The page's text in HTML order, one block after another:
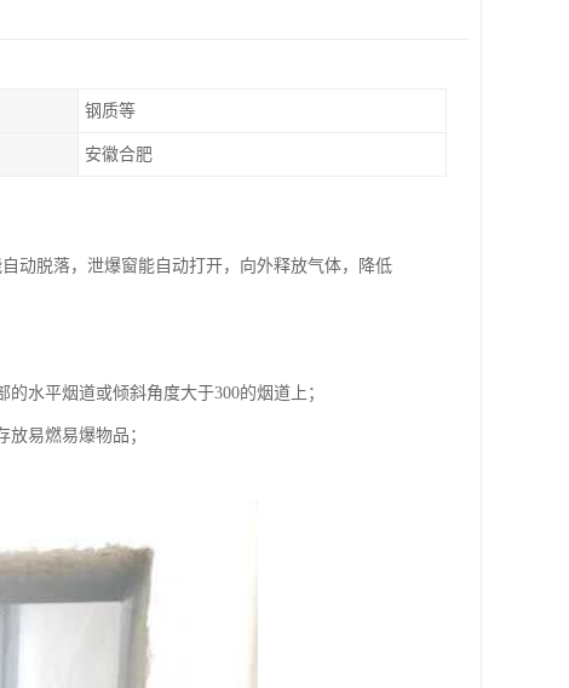
钢质等
安徽合肥
动脱落，泄爆窗能自动打开，向外释放气体，降低
水平烟道或倾斜角度大于300的烟道上；
易燃易爆物品；